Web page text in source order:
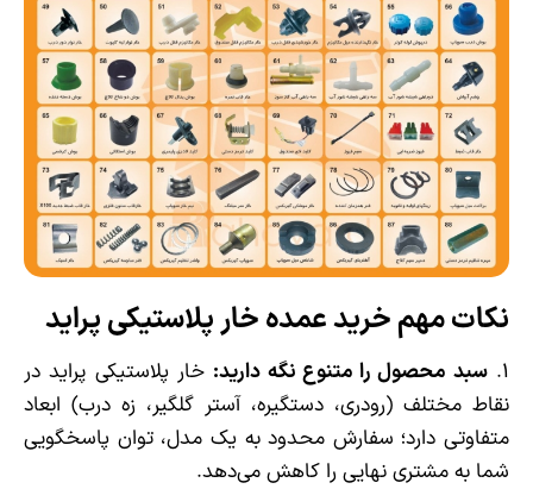
نکات مهم خرید عمده خار پلاستیکی پراید
۱. سبد محصول را متنوع نگه دارید: خار پلاستیکی پراید در
نقاط مختلف (رودری، دستگیره، آستر گلگیر، زه درب) ابعاد
متفاوتی دارد؛ سفارش محدود به یک مدل، توان پاسخگویی
شما به مشتری نهایی را کاهش می‌دهد.